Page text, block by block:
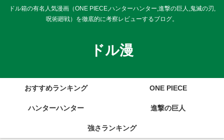
ドル箱の有名人気漫画（ONE PIECE,ハンターハンター,進撃の巨人,鬼滅の刃,
呪術廻戦）を徹底的に考察レビューするブログ。
ドル漫
おすすめランキング ONE PIECE
ハンターハンター 進撃の巨人
強さランキング